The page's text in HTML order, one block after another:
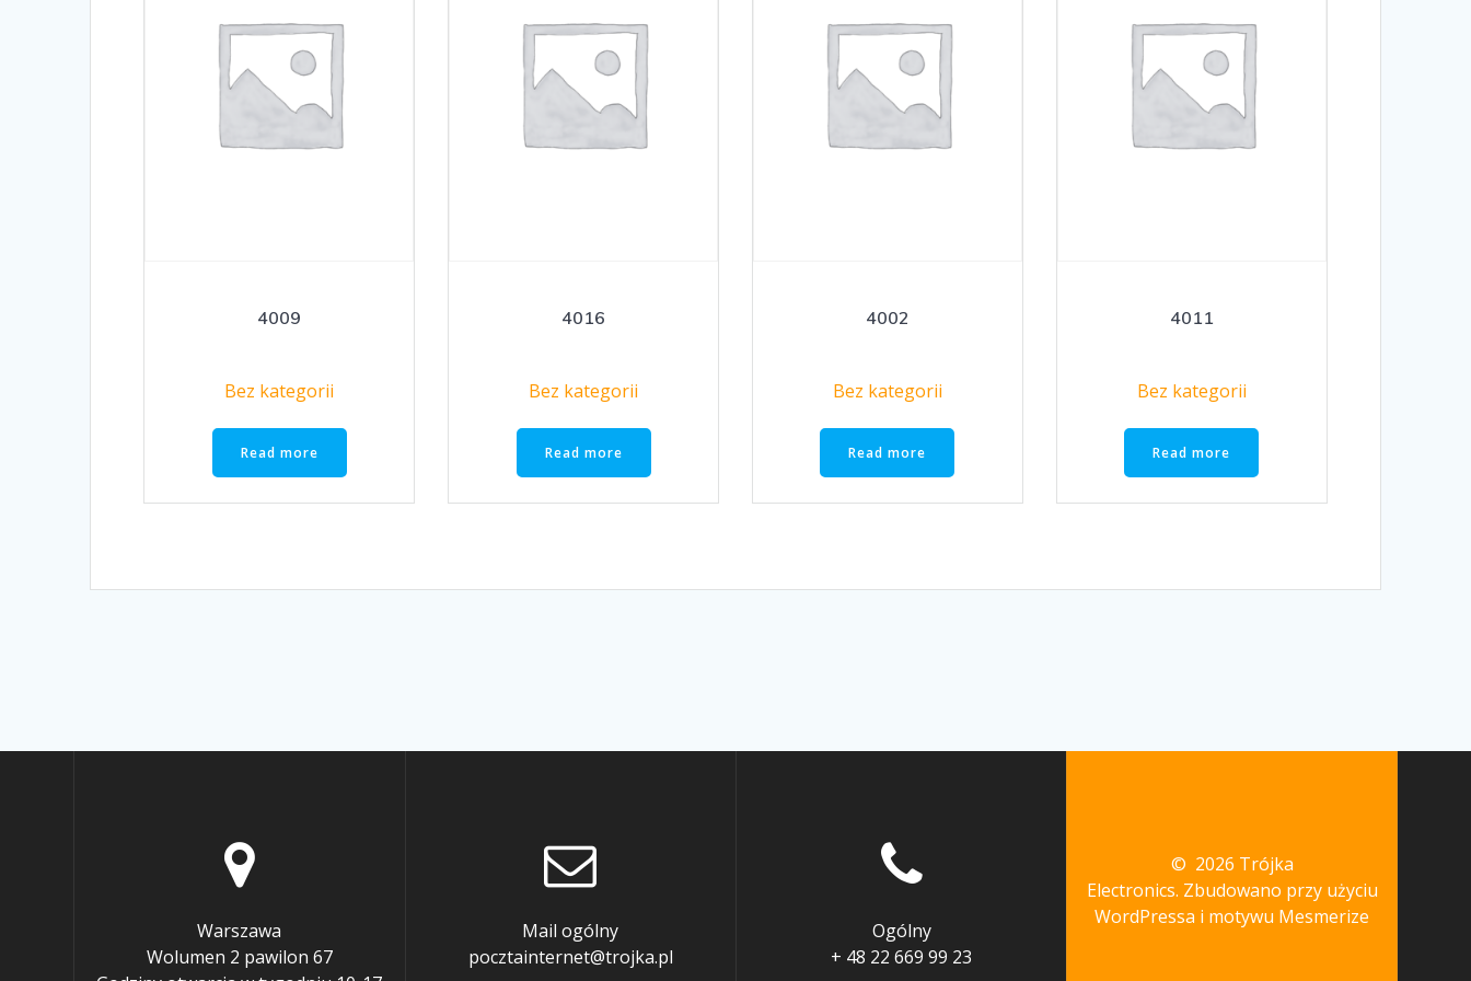
4009
Bez kategorii
Read more
4016
Bez kategorii
Read more
4002
Bez kategorii
Read more
4011
Bez kategorii
Read more
Warszawa
Wolumen 2 pawilon 67
Mail ogólny
pocztainternet@trojka.pl
Ogólny
+ 48 22 669 99 23
© 2026 Trójka
Electronics. Zbudowano przy użyciu
WordPressa i motywu Mesmerize